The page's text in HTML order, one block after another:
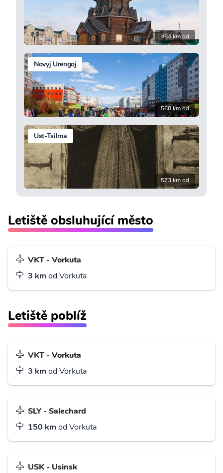
464 km od
Novyj Urengoj
568 km od
Ust-Tsilma
573 km od
Letiště obsluhující město
VKT - Vorkuta
3 km od Vorkuta
Letiště poblíž
VKT - Vorkuta
3 km od Vorkuta
SLY - Salechard
150 km od Vorkuta
USK - Usinsk